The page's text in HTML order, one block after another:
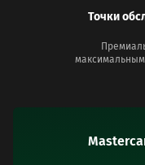
Точки